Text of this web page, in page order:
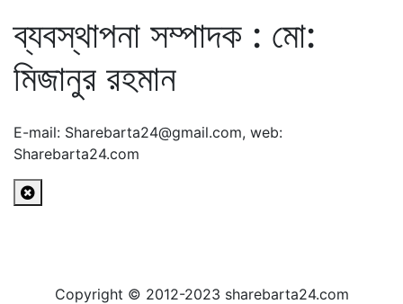
ব্যবস্থাপনা সম্পাদক : মো:
মিজানুর রহমান
E-mail: Sharebarta24@gmail.com, web:
Sharebarta24.com
Copyright © 2012-2023 sharebarta24.com